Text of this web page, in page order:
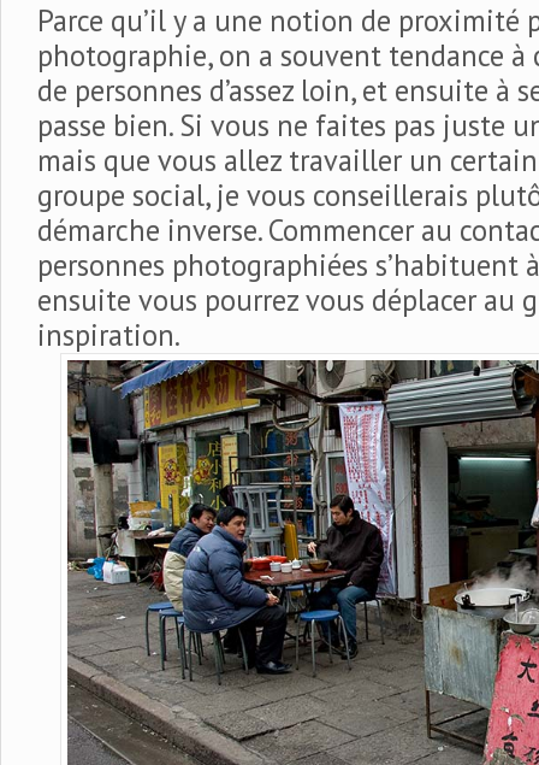
Parce qu’il y a une notion de proximité
photographie, on a souvent tendance à
de personnes d’assez loin, et ensuite à
passe bien. Si vous ne faites pas juste
mais que vous allez travailler un
groupe social, je vous conseillerais
démarche inverse. Commencer au
personnes photographiées s’habituent
ensuite vous pourrez vous déplacer au
inspiration.